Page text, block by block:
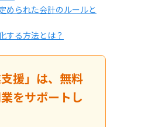
められた会計のルールと
する方法とは？
支援」は、無料
をサポートし